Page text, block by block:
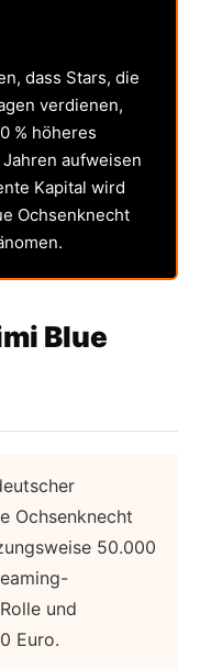
dass Stars, die
verdienen,
% höheres
aufweisen
Kapital wird
Ochsenknecht
Blue
Ochsenknecht
50.000
und
Euro.